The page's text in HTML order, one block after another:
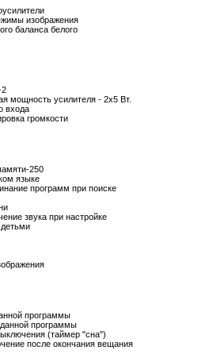
изображения
баланса белого
2
мощность усилителя - 2х5 Вт.
входа
громкости
250
языке
программ при поиске
звука при настройке
программы
программы
(таймер "сна")
после окончания вещания